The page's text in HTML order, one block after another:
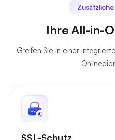
Ihre All-in-
Greifen Sie in einer